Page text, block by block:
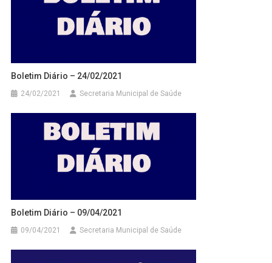
Boletim Diário – 24/02/2021
24/02/2021 Secretaria Municipal de Saúde
Boletim Diário – 09/04/2021
09/04/2021 Secretaria Municipal de Saúde